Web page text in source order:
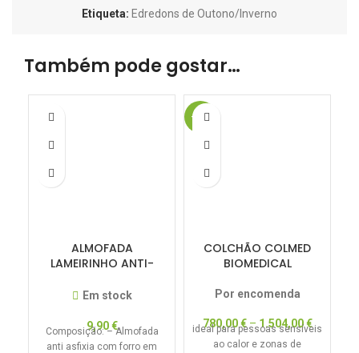
Etiqueta: Edredons de Outono/Inverno
Também pode gostar…
ALMOFADA
LAMEIRINHO ANTI-
Em stock
9,90€
Composição: – Almofada
anti asfixia com forro em
-20%
COLCHÃO COLMED
BIOMEDICAL
Por encomenda
780,00€–1.504,00€
ideal para pessoas sensíveis
ao calor e zonas de